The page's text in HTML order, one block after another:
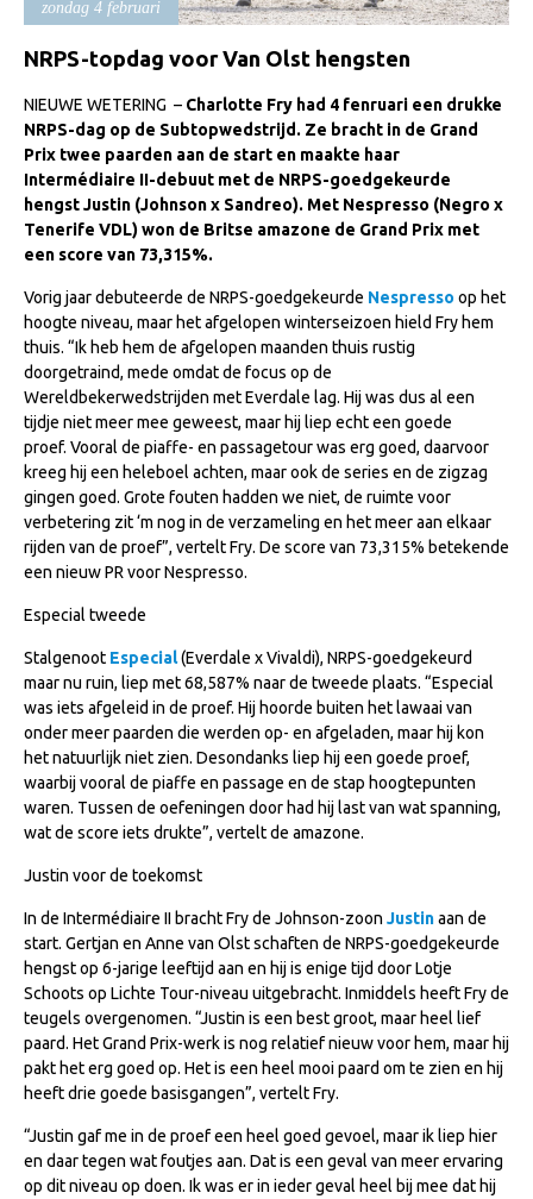
Import registratie
Veulenregistratie
I&R Registratie
Informatie overschrijven paspoort
Formulier overschrijven op naam
Animal Health Regulation
Gids voor Goede Praktijken
Marktplaats
Tarievenlijst
Veel gestelde vragen
Webshop
Evenementen
NRPS Select Sale
NRPS Keuringen
Nationale Keuring
Late Veulenkeuring
ABOP
Wereldkampioenschap Jonge Paarden
Dutch Pony Championship
Evenementen
Arabian Horse Events
Arabissimo
Veulenregistratie
Veulens en merries
Zoek een NRPS paard
PEDIGREE ONLINE
zondag 4 februari
NRPS-topdag voor Van Olst hengsten
NIEUWE WETERING – Charlotte Fry had 4 fenruari een drukke
NRPS-dag op de Subtopwedstrijd. Ze bracht in de Grand
Prix twee paarden aan de start en maakte haar
Intermédiaire II-debuut met de NRPS-goedgekeurde
hengst Justin (Johnson x Sandreo). Met Nespresso (Negro x
Tenerife VDL) won de Britse amazone de Grand Prix met
een score van 73,315%.
Vorig jaar debuteerde de NRPS-goedgekeurde Nespresso op het
hoogte niveau, maar het afgelopen winterseizoen hield Fry hem
thuis. “Ik heb hem de afgelopen maanden thuis rustig
doorgetraind, mede omdat de focus op de
Wereldbekerwedstrijden met Everdale lag. Hij was dus al een
tijdje niet meer mee geweest, maar hij liep echt een goede
proef. Vooral de piaffe- en passagetour was erg goed, daarvoor
kreeg hij een heleboel achten, maar ook de series en de zigzag
gingen goed. Grote fouten hadden we niet, de ruimte voor
verbetering zit ‘m nog in de verzameling en het meer aan elkaar
rijden van de proef”, vertelt Fry. De score van 73,315% betekende
een nieuw PR voor Nespresso.
Especial tweede
Stalgenoot Especial(Everdale x Vivaldi), NRPS-goedgekeurd
maar nu ruin, liep met 68,587% naar de tweede plaats. “Especial
was iets afgeleid in de proef. Hij hoorde buiten het lawaai van
onder meer paarden die werden op- en afgeladen, maar hij kon
het natuurlijk niet zien. Desondanks liep hij een goede proef,
waarbij vooral de piaffe en passage en de stap hoogtepunten
waren. Tussen de oefeningen door had hij last van wat spanning,
wat de score iets drukte”, vertelt de amazone.
Justin voor de toekomst
In de Intermédiaire II bracht Fry de Johnson-zoon Justinaan de
start. Gertjan en Anne van Olst schaften de NRPS-goedgekeurde
hengst op 6-jarige leeftijd aan en hij is enige tijd door Lotje
Schoots op Lichte Tour-niveau uitgebracht. Inmiddels heeft Fry de
teugels overgenomen. “Justin is een best groot, maar heel lief
paard. Het Grand Prix-werk is nog relatief nieuw voor hem, maar hij
pakt het erg goed op. Het is een heel mooi paard om te zien en hij
heeft drie goede basisgangen”, vertelt Fry.
“Justin gaf me in de proef een heel goed gevoel, maar ik liep hier
en daar tegen wat foutjes aan. Dat is een geval van meer ervaring
op dit niveau op doen. Ik was er in ieder geval heel bij mee dat hij